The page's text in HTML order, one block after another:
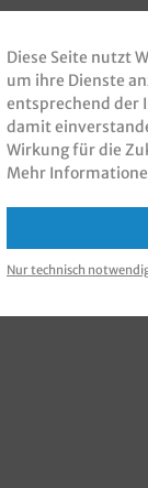
Diese Seite nutzt
um ihre Dienste
entsprechend der
damit
Wirkung für die
Mehr
Nur technisch